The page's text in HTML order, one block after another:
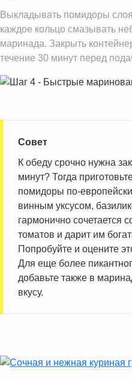
Выкладывать помидоры
каждое кольцо смазывать
маринада. Закрыть
течение 30 минут перед
Совет
К обеду срочно нужна
минут? Тогда
помидоры по-
винным уксусом,
гармонично сочетается
томатов и дарит им
Попробуйте и оцените
Для еще более
добавьте также в
вкусу.